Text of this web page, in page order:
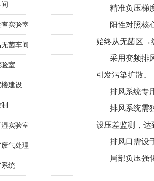
查实验室
菌车间
室
楼建设
实验室
气处理
系统
精准负压梯
阳性对照核
始终从无菌区→
采用变频排
引发污染扩散。
排风系统专
排风系统需
设压差监测，达
排风口需设
局部负压强